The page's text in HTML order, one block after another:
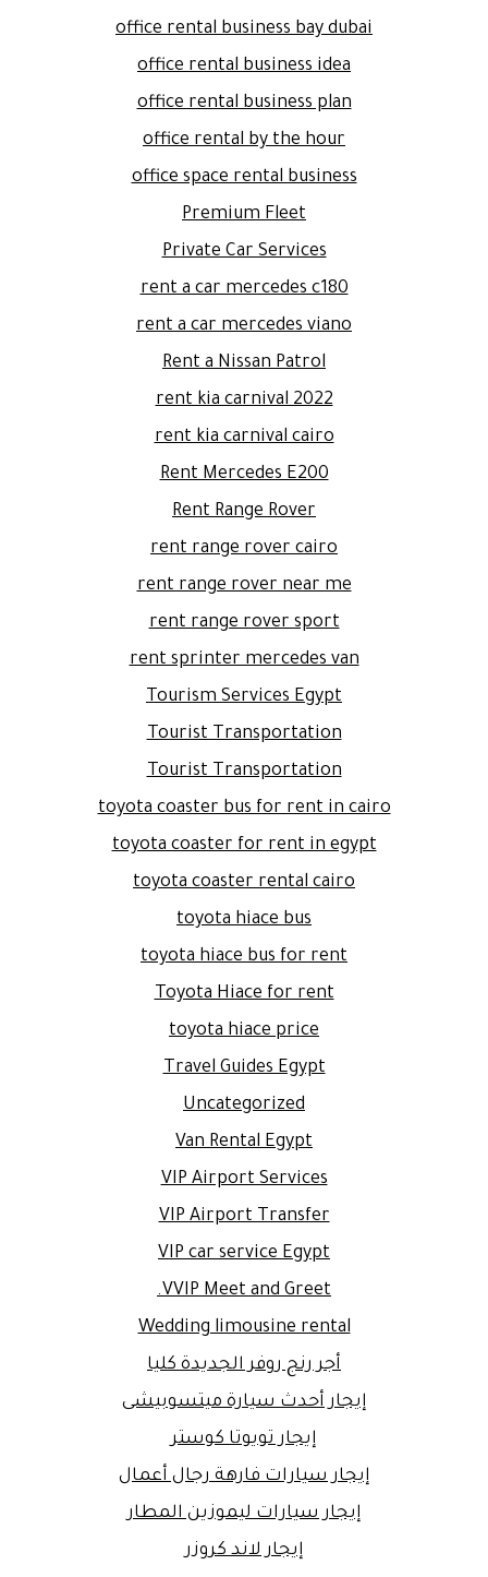
office rental business bay dubai
office rental business idea
office rental business plan
office rental by the hour
office space rental business
Premium Fleet
Private Car Services
rent a car mercedes c180
rent a car mercedes viano
Rent a Nissan Patrol
rent kia carnival 2022
rent kia carnival cairo
Rent Mercedes E200
Rent Range Rover
rent range rover cairo
rent range rover near me
rent range rover sport
rent sprinter mercedes van
Tourism Services Egypt
Tourist Transportation
Tourist Transportation
toyota coaster bus for rent in cairo
toyota coaster for rent in egypt
toyota coaster rental cairo
toyota hiace bus
toyota hiace bus for rent
Toyota Hiace for rent
toyota hiace price
Travel Guides Egypt
Uncategorized
Van Rental Egypt
VIP Airport Services
VIP Airport Transfer
VIP car service Egypt
VVIP Meet and Greet.
Wedding limousine rental
أجر رنج روفر الجديدة كليا
إيجار أحدث سيارة ميتسوبيشى
إيجار تويوتا كوستر
إيجار سيارات فارهة رجال أعمال
إيجار سيارات ليموزين المطار
إيجار لاند كروزر